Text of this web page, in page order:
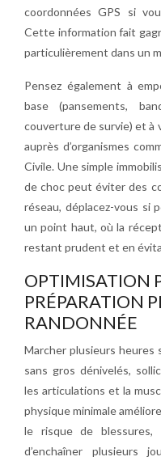
coordonnées GPS si
Cette information fait
particulièrement dans un
Pensez également à
base (pansements,
couverture de survie) et à
auprès d’organismes
Civile. Une simple
de choc peut éviter des
réseau, déplacez-vous si
un point haut, où la
restant prudent et en
OPTIMISATION
PRÉPARATION
RANDONNÉE
Marcher plusieurs heures
sans gros dénivelés,
les articulations et la
physique minimale
le risque de blessures,
d’enchaîner plusieurs